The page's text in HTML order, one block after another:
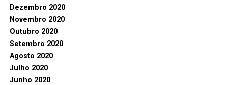
Dezembro 2020
Novembro 2020
Outubro 2020
Setembro 2020
Agosto 2020
Julho 2020
Junho 2020